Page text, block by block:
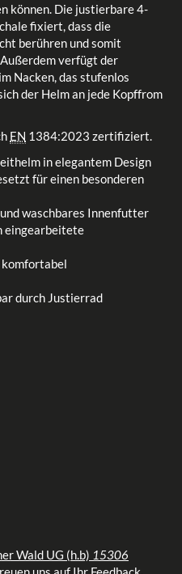
können. Die justierbare 4-
fixiert, dass die
berühren und somit
verfügt der
Nacken, das stufenlos
der Helm an jede Kopffrom
EN 1384:2023 zertifiziert.
in elegantem Design
für einen besonderen
waschbares Innenfutter
eingearbeitete
komfortabel
durch Justierrad
Wald UG (h.b) 15306